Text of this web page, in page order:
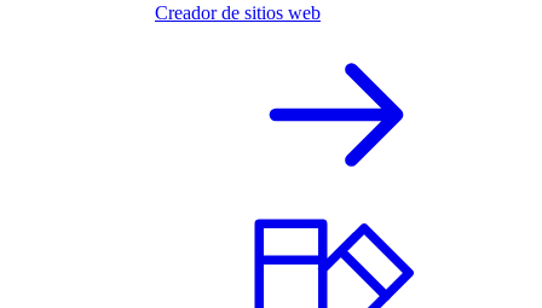
Creador de sitios web